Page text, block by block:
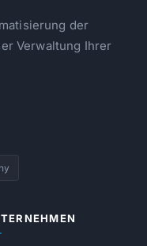
der
Verwaltung Ihrer